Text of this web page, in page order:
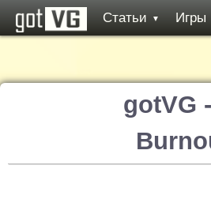
Статьи ▼ Игры
gotVG